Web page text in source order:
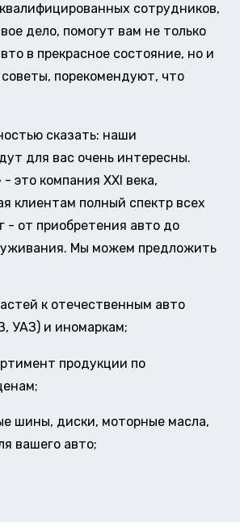
сотрудников,
дело, помогут вам не только
в прекрасное состояние, но и
порекомендуют, что
сказать: наши
для вас очень интересны.
это компания XXI века,
клиентам полный спектр всех
- от приобретения авто до
Мы можем предложить
к отечественным авто
УАЗ) и иномаркам;
продукции по
шины, диски, моторные масла,
вашего авто;